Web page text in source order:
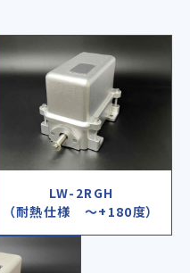
LW-2RGH
（耐熱仕様 ～+180度）